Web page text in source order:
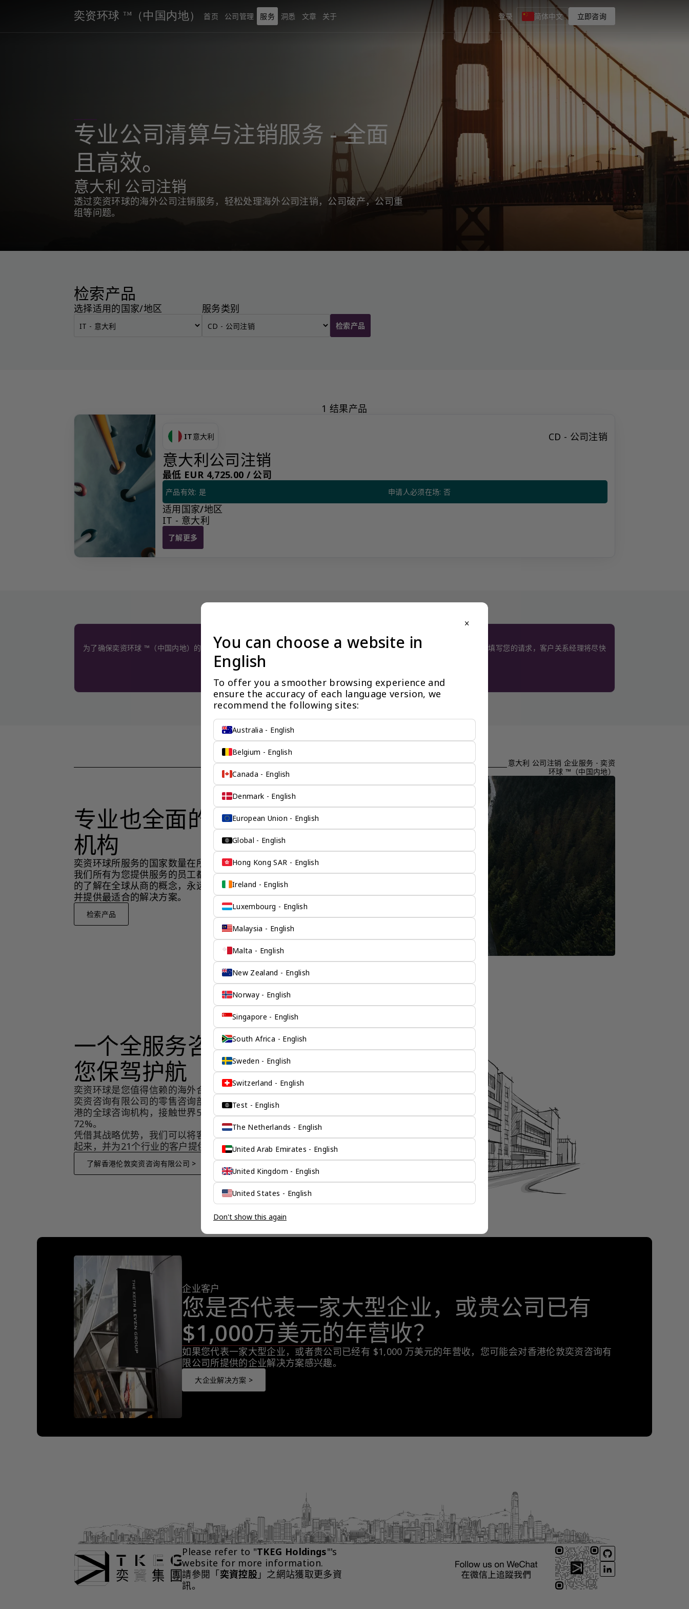
奕资环球 ™（中国内地） 首页 公司管理 服务 洞悉 文章 关于 登录 简体中文 立即咨询
专业公司清算与注销服务 - 全面
且高效。
意大利 公司注销
透过奕资环球的海外公司注销服务，轻松处理海外公司注销，公司破产，公司重
组等问题。
检索产品
选择适用的国家/地区 服务类别
检索产品
1 结果产品
IT意大利 CD - 公司注销
意大利公司注销
最低 EUR 4,725.00 / 公司
产品有效: 是 申请人必须在场: 否
适用国家/地区
IT - 意大利
了解更多
意大利公司注销
没有看到阁下期望的产品？更多产品信息可应要求提供。
为了确保奕资环球 ™（中国内地）的服务质量标准，我们限制某些产品公开展示，以避免混淆和不道德的竞争。请使用此表格填写您的请求，客户关系经理将尽快
意大利 公司注销 企业服务 - 奕资
环球 ™（中国内地）
专业也全面的企业服务
机构
奕资环球所服务的国家数量在所有同类公司中数一数二。
我们所有为您提供服务的员工都有国际工作的背景，清楚
的了解在全球从商的概念，永远站在您的角度看待问题，
并提供最适合的解决方案。
检索产品
一个全服务咨询公司为
您保驾护航
奕资环球是您值得信赖的海外合作伙伴。我们是香港伦敦
奕资咨询有限公司的零售咨询部门，这是一家总部位于香
港的全球咨询机构，接触世界50个市场，约占全球GDP的
72%。
凭借其战略优势，我们可以将客户与全球市场的机遇联系
起来，并为21个行业的客户提供服务。
了解香港伦敦奕资咨询有限公司 >
企业客户
您是否代表一家大型企业，或贵公司已有
$1,000万美元的年营收？
如果您代表一家大型企业，或者贵公司已经有 $1,000 万美元的年营收，您可能会对香港伦敦奕资咨询有
限公司所提供的企业解决方案感兴趣。
大企业解决方案 >
close
You can choose a website in
English
To offer you a smoother browsing experience and
ensure the accuracy of each language version, we
recommend the following sites:
Australia - English
Belgium - English
Canada - English
Denmark - English
European Union - English
Global - English
Hong Kong SAR - English
Ireland - English
Luxembourg - English
Malaysia - English
Malta - English
New Zealand - English
Norway - English
Singapore - English
South Africa - English
Sweden - English
Switzerland - English
Test - English
The Netherlands - English
United Arab Emirates - English
United Kingdom - English
United States - English
Don't show this again
Please refer to "TKEG Holdings"'s
website for more information.
請參閱「奕資控股 」之網站獲取更多資
訊。